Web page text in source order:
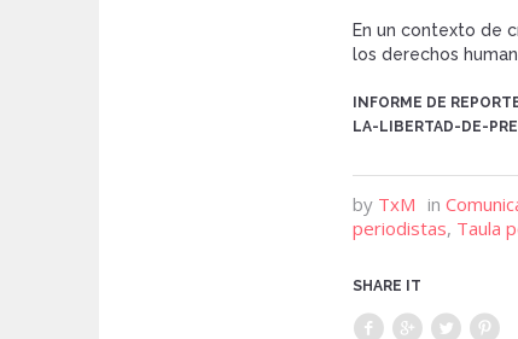
En un contexto de
los derechos
INFORME DE
LA-LIBERTAD-DE-
by TxM in
periodistas, Taula
SHARE IT